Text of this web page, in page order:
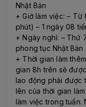
Nhật Bản
+ Giờ làm việc: –
phút) – 1 ngày 08
+ Ngày nghỉ: – Thứ
phong tục Nhật Bản
+ Thời gian làm
gian 8h trên sẽ
lao động phải được
lên của thời gian
làm việc trong tuần.